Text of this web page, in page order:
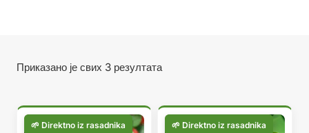
Приказано је свих 3 резултатаСортирано
популарности